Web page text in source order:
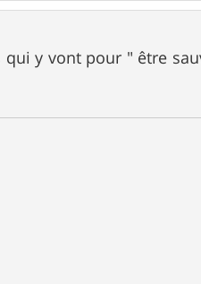
qui y vont pour " être